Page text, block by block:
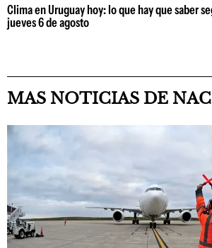
Clima en Uruguay hoy: lo que hay que saber
jueves 6 de agosto
MAS NOTICIAS DE